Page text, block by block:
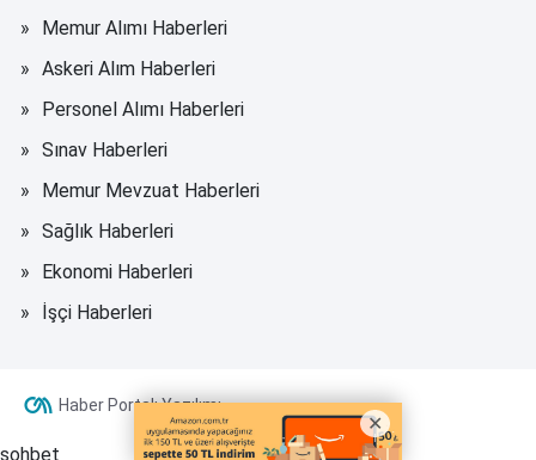
Memur Alımı Haberleri
Askeri Alım Haberleri
Personel Alımı Haberleri
Sınav Haberleri
Memur Mevzuat Haberleri
Sağlık Haberleri
Ekonomi Haberleri
İşçi Haberleri
Haber Portalı Yazılımı
sohbet